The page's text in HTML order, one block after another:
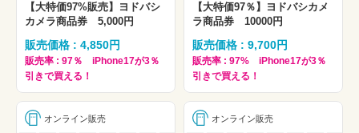
【大特価97%販売】ヨドバシ
カメラ商品券 5,000円
販売価格 : 4,850円
販売率 : 97％ iPhone17が3％
引きで買える！
【大特価97％】ヨドバシカメ
ラ商品券 10000円
販売価格 : 9,700円
販売率 : 97% iPhone17が3％
引きで買える！
オンライン販売 オンライン販売